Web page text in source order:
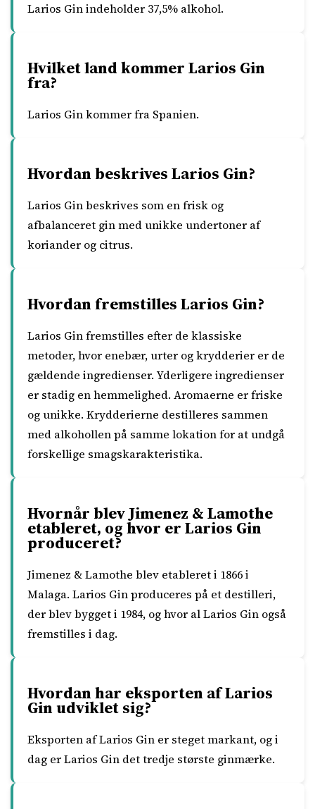
Larios Gin indeholder 37,5% alkohol.
Hvilket land kommer Larios Gin
fra?
Larios Gin kommer fra Spanien.
Hvordan beskrives Larios Gin?
Larios Gin beskrives som en frisk og
afbalanceret gin med unikke undertoner af
koriander og citrus.
Hvordan fremstilles Larios Gin?
Larios Gin fremstilles efter de klassiske
metoder, hvor enebær, urter og krydderier er de
gældende ingredienser. Yderligere ingredienser
er stadig en hemmelighed. Aromaerne er friske
og unikke. Krydderierne destilleres sammen
med alkohollen på samme lokation for at undgå
forskellige smagskarakteristika.
Hvornår blev Jimenez & Lamothe
etableret, og hvor er Larios Gin
produceret?
Jimenez & Lamothe blev etableret i 1866 i
Malaga. Larios Gin produceres på et destilleri,
der blev bygget i 1984, og hvor al Larios Gin også
fremstilles i dag.
Hvordan har eksporten af Larios
Gin udviklet sig?
Eksporten af Larios Gin er steget markant, og i
dag er Larios Gin det tredje største ginmærke.